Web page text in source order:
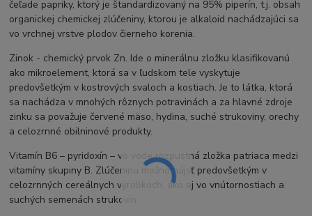
čeľade papriky, ktorý je štandardizovaný na 95% piperín, t.j. obsah
organickej chemickej zlúčeniny, ktorou je alkaloid nachádzajúci sa
vo vrchnej vrstve plodov čierneho korenia.
Zinok - chemický prvok Zn. Ide o minerálnu zložku klasifikovanú
ako mikroelement, ktorá sa v ľudskom tele vyskytuje
predovšetkým v kostrových svaloch a kostiach. Je to látka, ktorá
sa nachádza v mnohých rôznych potravinách a za hlavné zdroje
zinku sa považuje červené mäso, hydina, suché strukoviny, orechy
a celozrnné obilninové produkty.
Vitamín B6 – pyridoxín – vo vode rozpustná zložka patriaca medzi
vitamíny skupiny B. Zlúčeninu možno nájsť predovšetkým v
celozrnných cereálnych výrobkoch, ako aj vo vnútornostiach a
suchých semenách strukovín.